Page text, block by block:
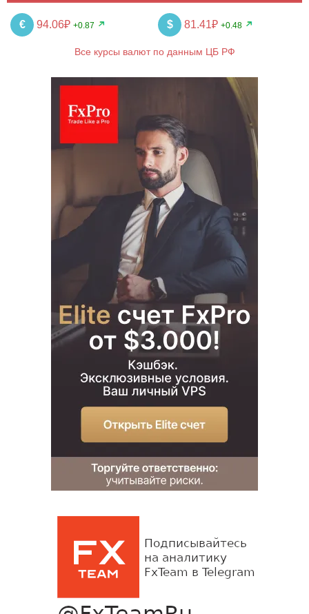
€ 94.06₽ +0.87 $ 81.41₽ +0.48
Все курсы валют по данным ЦБ РФ